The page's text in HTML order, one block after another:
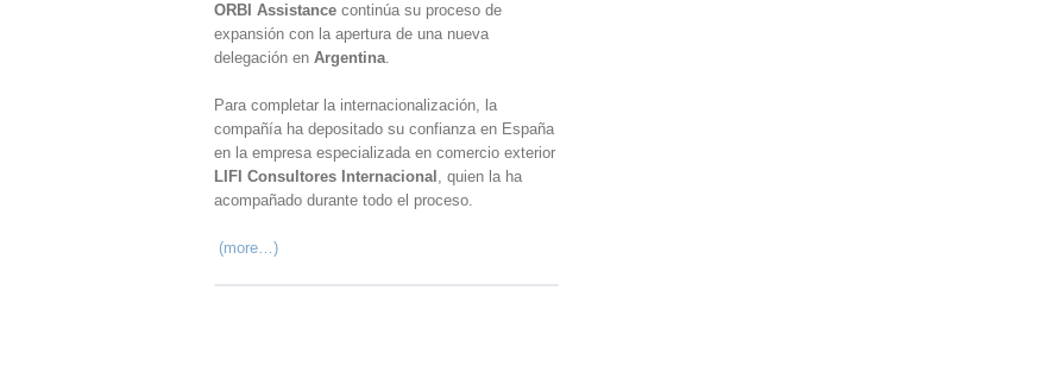
ORBI Assistance continúa su proceso de
expansión con la apertura de una nueva
delegación en Argentina.
Para completar la internacionalización, la
compañía ha depositado su confianza en España
en la empresa especializada en comercio exterior
LIFI Consultores Internacional , quien la ha
acompañado durante todo el proceso.
(more…)